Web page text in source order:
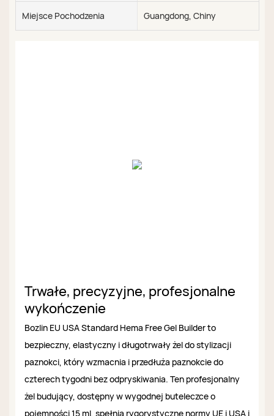
Miejsce Pochodzenia Guangdong, Chiny
Trwałe, precyzyjne, profesjonalne
wykończenie
Bozlin EU USA Standard Hema Free Gel Builder to
bezpieczny, elastyczny i długotrwały żel do stylizacji
paznokci, który wzmacnia i przedłuża paznokcie do
czterech tygodni bez odpryskiwania. Ten profesjonalny
żel budujący, dostępny w wygodnej buteleczce o
pojemności 15 ml, spełnia rygorystyczne normy UE i USA i